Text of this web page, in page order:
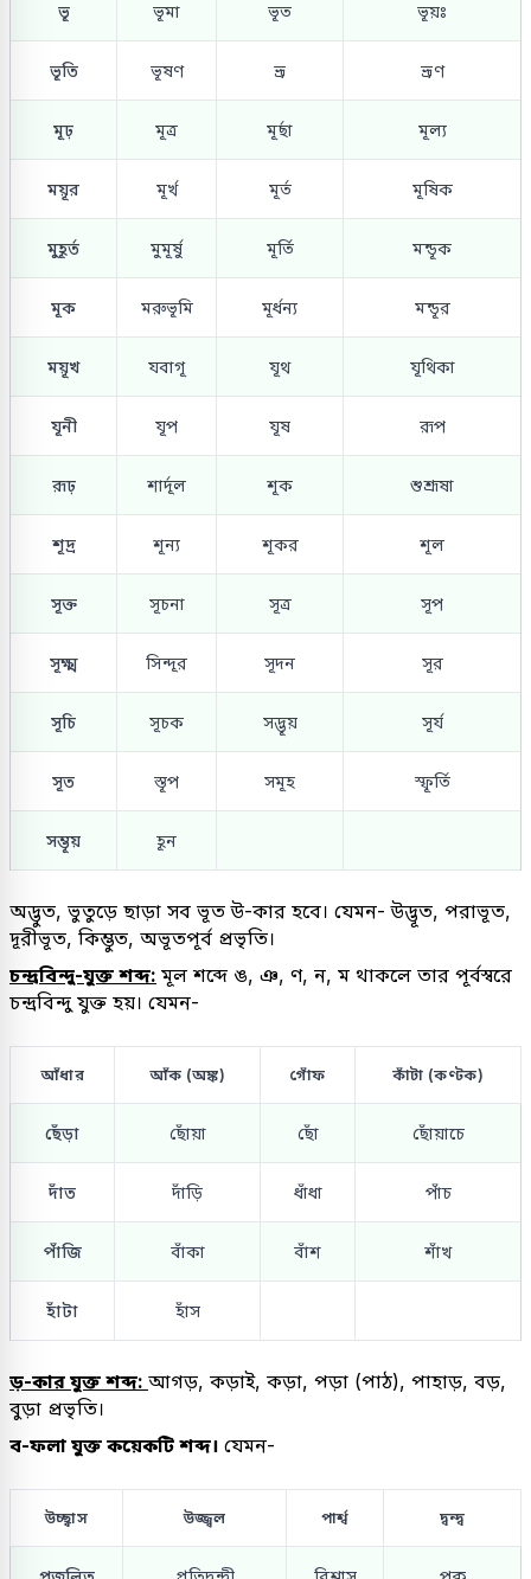
ভূ ভূমা ভূত ভূয়ঃ
ভূতি ভূষণ ভ্রূ ভ্রূণ
মূঢ় মূত্র মূর্ছা মূল্য
ময়ূর মূর্খ মূর্ত মূষিক
মুহূর্ত মুমূর্ষু মূর্তি মন্ডূক
মূক মরুভূমি মূর্ধন্য মন্ডূর
ময়ূখ যবাগূ যূথ যূথিকা
যূনী যূপ যূষ রূপ
রূঢ় শার্দূল শূক শুশ্রূষা
শূদ্র শূন্য শূকর শূল
সূক্ত সূচনা সূত্র সূপ
সূক্ষ্ম সিন্দূর সূদন সূর
সূচি সূচক সদ্ভূয় সূর্য
সূত স্তূপ সমূহ স্ফূর্তি
সম্ভূয় হূন
অদ্ভুত, ভুতুড়ে ছাড়া সব ভূত উ-কার হবে। যেমন- উদ্ভূত, পরাভূত,
দূরীভূত, কিম্ভুত, অভূতপূর্ব প্রভৃতি।
চন্দ্রবিন্দু-যুক্ত শব্দ: মূল শব্দে ঙ, ঞ, ণ, ন, ম থাকলে তার পূর্বস্বরে
চন্দ্রবিন্দু যুক্ত হয়। যেমন-
আঁধার আঁক (অঙ্ক) গোঁফ কাঁটা (কণ্টক)
ছেঁড়া ছোঁয়া ছোঁ ছোঁয়াচে
দাঁত দাঁড়ি ধাঁধা পাঁচ
পাঁজি বাঁকা বাঁশ শাঁখ
হাঁটা হাঁস
ড়-কার যুক্ত শব্দ: আগড়, কড়াই, কড়া, পড়া (পাঠ), পাহাড়, বড়,
বুড়া প্রভৃতি।
ব-ফলা যুক্ত কয়েকটি শব্দ। যেমন-
উচ্ছ্বাস উজ্জ্বল পার্শ্ব দ্বন্দ্ব